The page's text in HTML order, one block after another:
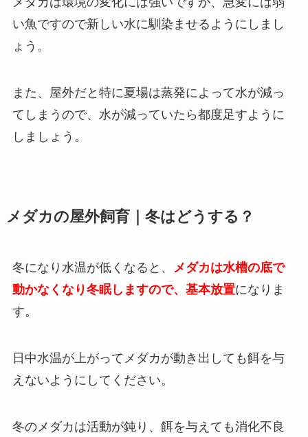
い魚ですので新しい水に馴染ませるようにしまし
ょう。
また、屋外だと特に夏場は蒸発によって水が減っ
てしまうので、水が減っていたら都度足すように
しましょう。
メダカの屋外飼育｜冬はどうする？
冬になり水温が低くなると、 メダカは水槽の底で
動かなくなり冬眠しますので、基本放置になりま
す。
日中水温が上がってメダカが動き出しても餌を与
えないようにしてください。
冬のメダカは活動が鈍り、餌を与えても消化不良